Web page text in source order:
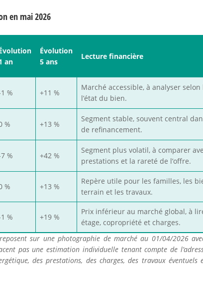
en mai 2026
an
Évolution
5 ans
Lecture financière
% +11 %
Marché accessible, à analyser selon
l’état du bien.
% +13 %
Segment stable, souvent central
de refinancement.
% +42 %
Segment plus volatil, à comparer
prestations et la rareté de l’offre.
% +13 %
Repère utile pour les familles, les
terrain et les travaux.
% +19 %
Prix inférieur au marché global, à
étage, copropriété et charges.
sur une photographie de marché au 01/04/2026
pas une estimation individuelle tenant compte de
des prestations, des charges, des travaux